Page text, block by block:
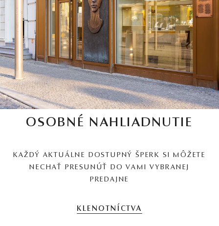
OSOBNÉ NAHLIADNUTIE
KAŽDÝ AKTUÁLNE DOSTUPNÝ ŠPERK SI MÔŽETE
NECHAŤ PRESUNÚŤ DO VAMI VYBRANEJ
PREDAJNE
KLENOTNÍCTVA